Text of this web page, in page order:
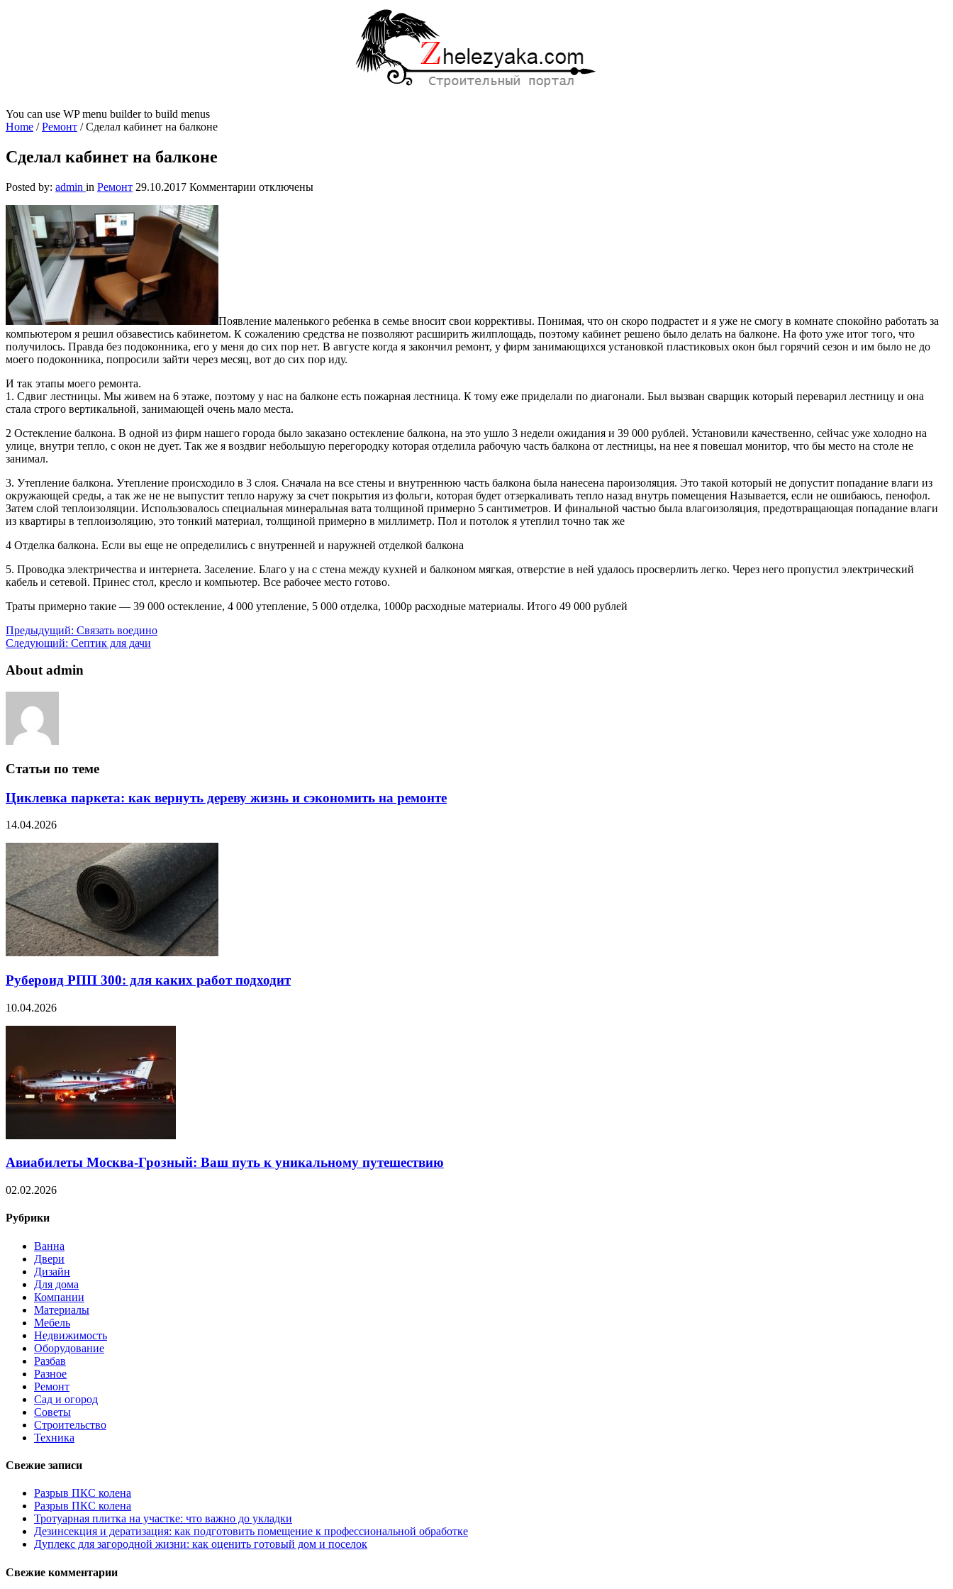
You can use WP menu builder to build menus
Home /Ремонт /Сделал кабинет на балконе
Сделал кабинет на балконе
Posted by: admin in Ремонт 29.10.2017 Комментарии котключены
Появление маленького ребенка в семье вносит свои коррективы. Понимая, что он скоро подрастет и я уже не смогу в комнате спокойно работать за
компьютером я решил обзавестись кабинетом. К сожалению средства не позволяют расширить жилплощадь, поэтому кабинет решено было делать на балконе. На фото уже итог того, что
получилось. Правда без подоконника, его у меня до сих пор нет. В августе когда я закончил ремонт, у фирм занимающихся установкой пластиковых окон был горячий сезон и им было не до
моего подоконника, попросили зайти через месяц, вот до сих пор иду.
И так этапы моего ремонта.
1. Сдвиг лестницы. Мы живем на 6 этаже, поэтому у нас на балконе есть пожарная лестница. К тому еже приделали по диагонали. Был вызван сварщик который переварил лестницу и она
стала строго вертикальной, занимающей очень мало места.
2 Остекление балкона. В одной из фирм нашего города было заказано остекление балкона, на это ушло 3 недели ожидания и 39 000 рублей. Установили качественно, сейчас уже холодно на
улице, внутри тепло, с окон не дует. Так же я воздвиг небольшую перегородку которая отделила рабочую часть балкона от лестницы, на нее я повешал монитор, что бы место на столе не
занимал.
3. Утепление балкона. Утепление происходило в 3 слоя. Сначала на все стены и внутреннюю часть балкона была нанесена пароизоляция. Это такой который не допустит попадание влаги из
окружающей среды, а так же не не выпустит тепло наружу за счет покрытия из фольги, которая будет отзеркаливать тепло назад внутрь помещения Называется, если не ошибаюсь, пенофол.
Затем слой теплоизоляции. Использовалось специальная минеральная вата толщиной примерно 5 сантиметров. И финальной частью была влагоизоляция, предотвращающая попадание влаги
из квартиры в теплоизоляцию, это тонкий материал, толщиной примерно в миллиметр. Пол и потолок я утеплил точно так же
4 Отделка балкона. Если вы еще не определились с внутренней и наружней отделкой балкона
5. Проводка электричества и интернета. Заселение. Благо у на с стена между кухней и балконом мягкая, отверстие в ней удалось просверлить легко. Через него пропустил электрический
кабель и сетевой. Принес стол, кресло и компьютер. Все рабочее место готово.
Траты примерно такие — 39 000 остекление, 4 000 утепление, 5 000 отделка, 1000р расходные материалы. Итого 49 000 рублей
Предыдущий: Связать воедино
Следующий: Септик для дачи
About admin
Статьи по теме
Циклевка паркета: как вернуть дереву жизнь и сэкономить на ремонте
14.04.2026
Рубероид РПП 300: для каких работ подходит
10.04.2026
Авиабилеты Москва-Грозный: Ваш путь к уникальному путешествию
02.02.2026
Рубрики
Ванна
Двери
Дизайн
Для дома
Компании
Материалы
Мебель
Недвижимость
Оборудование
Разбав
Разное
Ремонт
Сад и огород
Советы
Строительство
Техника
Свежие записи
Разрыв ПКС колена
Разрыв ПКС колена
Тротуарная плитка на участке: что важно до укладки
Дезинсекция и дератизация: как подготовить помещение к профессиональной обработке
Дуплекс для загородной жизни: как оценить готовый дом и поселок
Свежие комментарии